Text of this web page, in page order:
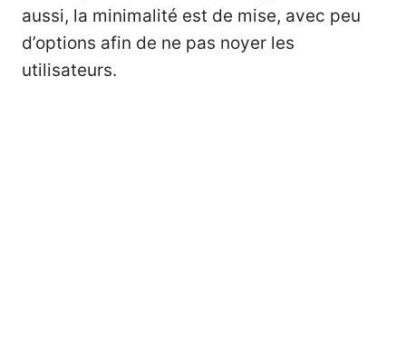
aussi, la minimalité est de mise, avec peu
d’options afin de ne pas noyer les
utilisateurs.